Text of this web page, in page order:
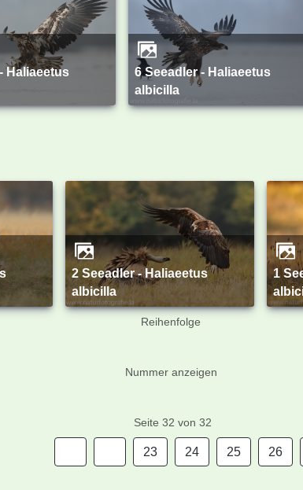
6 Seeadler - Haliaeetus
albicilla
2 Seeadler - Haliaeetus
albicilla
1 Seeadler - Haliaeetus
Reihenfolge
Nummer anzeigen
Seite 32 von 32
23 24 25 26